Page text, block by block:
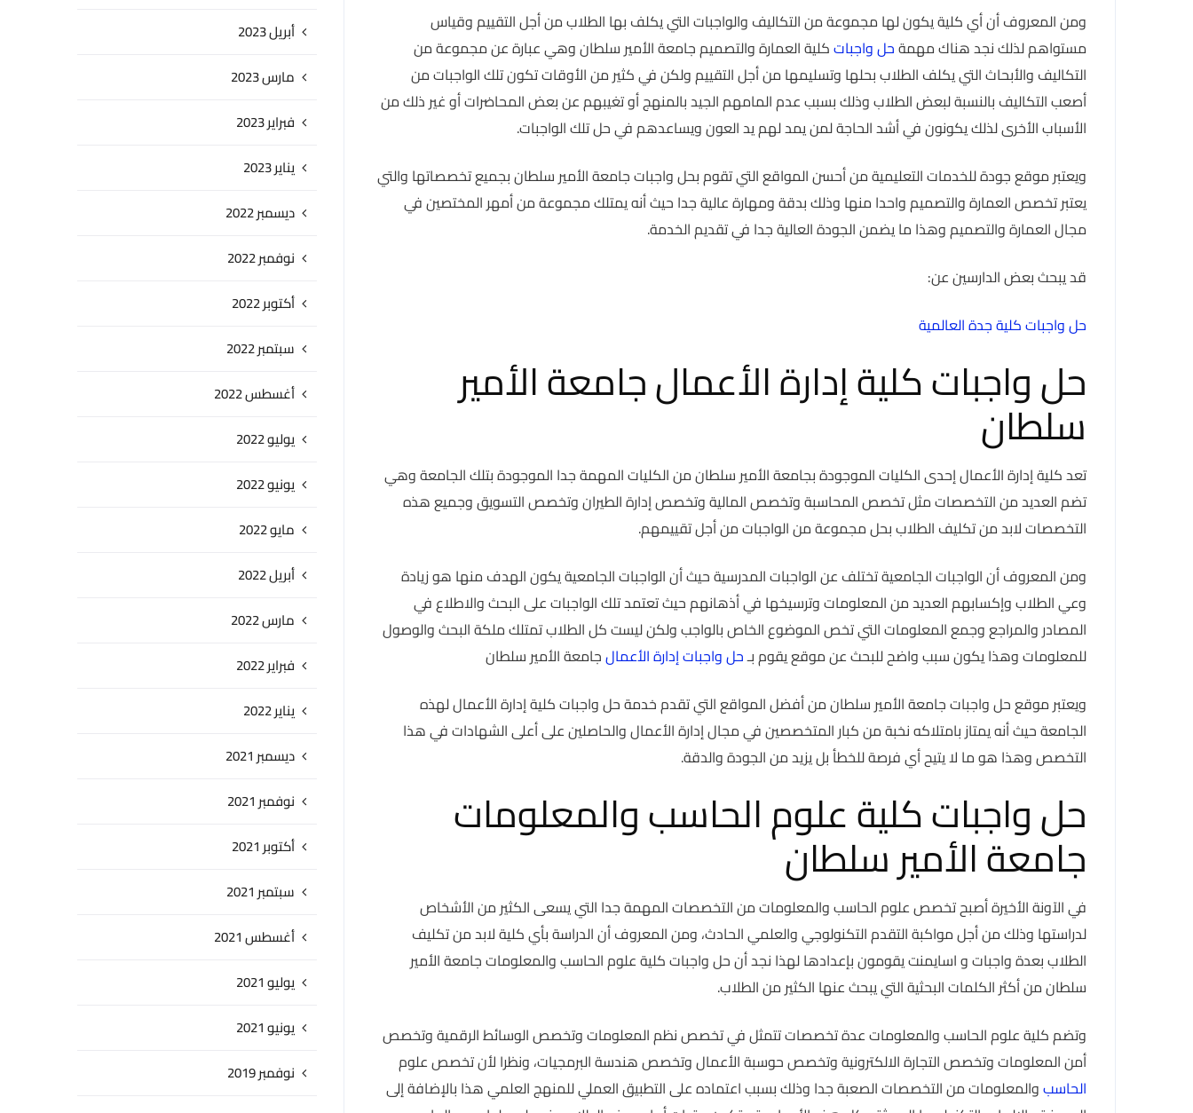
ومن المعروف أن أي كلية يكون لها مجموعة من التكاليف والواجبات التي يكلف بها الطلاب من أجل التقييم وقياس
مستواهم لذلك نجد هناك مهمةحل واجباتكلية العمارة والتصميم جامعة الأمير سلطان وهي عبارة عن مجموعة من
التكاليف والأبحاث التي يكلف الطلاب بحلها وتسليمها من أجل التقييم ولكن في كثير من الأوقات تكون تلك الواجبات من
أصعب التكاليف بالنسبة لبعض الطلاب وذلك بسبب عدم المامهم الجيد بالمنهج أو تغيبهم عن بعض المحاضرات أو غير ذلك من
الأسباب الأخرى لذلك يكونون في أشد الحاجة لمن يمد لهم يد العون ويساعدهم في حل تلك الواجبات.
ويعتبر موقع جودة للخدمات التعليمية من أحسن المواقع التي تقوم بحل واجبات جامعة الأمير سلطان بجميع تخصصاتها والتي
يعتبر تخصص العمارة والتصميم واحدا منها وذلك بدقة ومهارة عالية جدا حيث أنه يمتلك مجموعة من أمهر المختصين في
مجال العمارة والتصميم وهذا ما يضمن الجودة العالية جدا في تقديم الخدمة.
قد يبحث بعض الدارسين عن:
حل واجبات كلية جدة العالمية
حل واجبات كلية إدارة الأعمال جامعة الأمير
سلطان
تعد كلية إدارة الأعمال إحدى الكليات الموجودة بجامعة الأمير سلطان من الكليات المهمة جدا الموجودة بتلك الجامعة وهي
تضم العديد من التخصصات مثل تخصص المحاسبة وتخصص المالية وتخصص إدارة الطيران وتخصص التسويق وجميع هذه
التخصصات لابد من تكليف الطلاب بحل مجموعة من الواجبات من أجل تقييمهم.
ومن المعروف أن الواجبات الجامعية تختلف عن الواجبات المدرسية حيث أن الواجبات الجامعية يكون الهدف منها هو زيادة
وعي الطلاب وإكسابهم العديد من المعلومات وترسيخها في أذهانهم حيث تعتمد تلك الواجبات على البحث والاطلاع في
المصادر والمراجع وجمع المعلومات التي تخص الموضوع الخاص بالواجب ولكن ليست كل الطلاب تمتلك ملكة البحث والوصول
للمعلومات وهذا يكون سبب واضح للبحث عن موقع يقوم بـحل واجبات إدارة الأعمالجامعة الأمير سلطان
ويعتبر موقع حل واجبات جامعة الأمير سلطان من أفضل المواقع التي تقدم خدمة حل واجبات كلية إدارة الأعمال لهذه
الجامعة حيث أنه يمتاز بامتلاكه نخبة من كبار المتخصصين في مجال إدارة الأعمال والحاصلين على أعلى الشهادات في هذا
التخصص وهذا هو ما لا يتيح أي فرصة للخطأ بل يزيد من الجودة والدقة.
حل واجبات كلية علوم الحاسب والمعلومات
جامعة الأمير سلطان
في الآونة الأخيرة أصبح تخصص علوم الحاسب والمعلومات من التخصصات المهمة جدا التي يسعى الكثير من الأشخاص
لدراستها وذلك من أجل مواكبة التقدم التكنولوجي والعلمي الحادث، ومن المعروف أن الدراسة بأي كلية لابد من تكليف
الطلاب بعدة واجبات و اسايمنت يقومون بإعدادها لهذا نجد أن حل واجبات كلية علوم الحاسب والمعلومات جامعة الأمير
سلطان من أكثر الكلمات البحثية التي يبحث عنها الكثير من الطلاب.
وتضم كلية علوم الحاسب والمعلومات عدة تخصصات تتمثل في تخصص نظم المعلومات وتخصص الوسائط الرقمية وتخصص
أمن المعلومات وتخصص التجارة الالكترونية وتخصص حوسبة الأعمال وتخصص هندسة البرمجيات، ونظرا لأن تخصص علوم
الحاسبوالمعلومات من التخصصات الصعبة جدا وذلك بسبب اعتماده على التطبيق العملي للمنهج العلمي هذا بالإضافة إلى
أبريل 2023
مارس 2023
فبراير 2023
يناير 2023
ديسمبر 2022
نوفمبر 2022
أكتوبر 2022
سبتمبر 2022
أغسطس 2022
يوليو 2022
يونيو 2022
مايو 2022
أبريل 2022
مارس 2022
فبراير 2022
يناير 2022
ديسمبر 2021
نوفمبر 2021
أكتوبر 2021
سبتمبر 2021
أغسطس 2021
يوليو 2021
يونيو 2021
نوفمبر 2019